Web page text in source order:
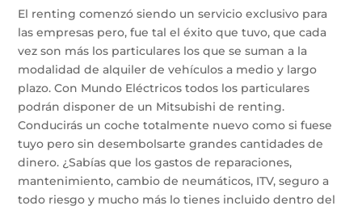
El renting comenzó siendo un servicio exclusivo para
las empresas pero, fue tal el éxito que tuvo, que cada
vez son más los particulares los que se suman a la
modalidad de alquiler de vehículos a medio y largo
plazo. Con Mundo Eléctricos todos los particulares
podrán disponer de un Mitsubishi de renting.
Conducirás un coche totalmente nuevo como si fuese
tuyo pero sin desembolsarte grandes cantidades de
dinero. ¿Sabías que los gastos de reparaciones,
mantenimiento, cambio de neumáticos, ITV, seguro a
todo riesgo y mucho más lo tienes incluido dentro del